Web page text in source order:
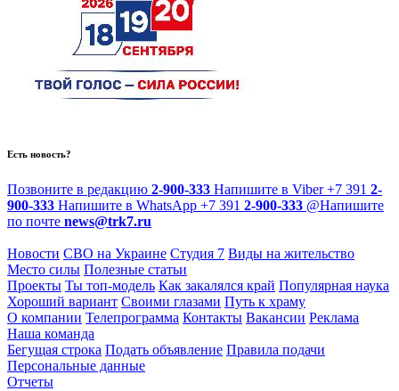
Есть новость?
Позвоните в редакцию 2-900-333 Напишите в Viber +7 391 2-
900-333 Напишите в WhatsApp +7 391 2-900-333 @Напишите
по почте news@trk7.ru
Новости СВО на Украине Студия 7 Виды на жительство
Место силы Полезные статьи
Проекты Ты топ-модель Как закалялся край Популярная наука
Хороший вариант Своими глазами Путь к храму
О компании Телепрограмма Контакты Вакансии Реклама
Наша команда
Бегущая строка Подать объявление Правила подачи
Персональные данные
Отчеты